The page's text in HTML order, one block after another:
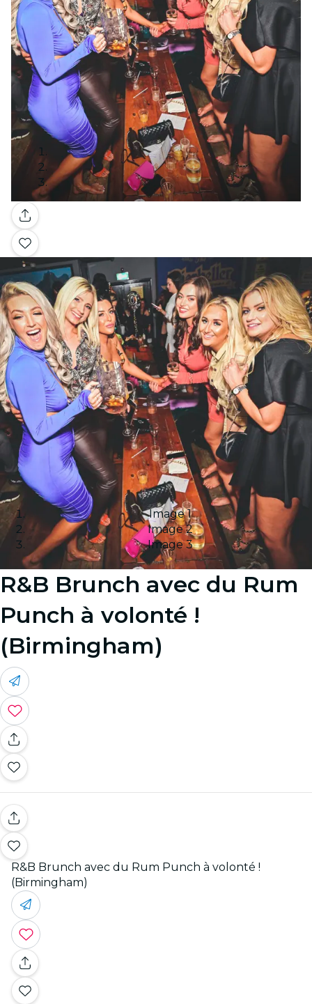
Galerie
Image 1
Image 2
Image 3
R&B Brunch avec du Rum
Punch à volonté !
(Birmingham)
R&B Brunch avec du Rum Punch à volonté !
(Birmingham)